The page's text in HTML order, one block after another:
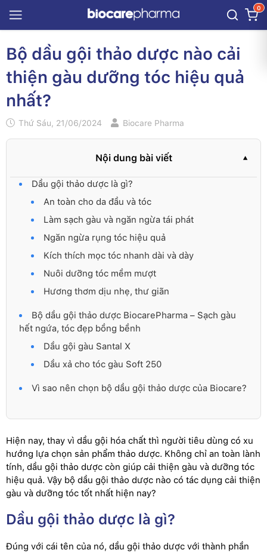
0
Bộ dầu gội thảo dược nào cải
thiện gàu dưỡng tóc hiệu quả
nhất?
Thứ Sáu, 21/06/2024 Biocare Pharma
Nội dung bài viết
Dầu gội thảo dược là gì?
An toàn cho da đầu và tóc
Làm sạch gàu và ngăn ngừa tái phát
Ngăn ngừa rụng tóc hiệu quả
Kích thích mọc tóc nhanh dài và dày
Nuôi dưỡng tóc mềm mượt
Hương thơm dịu nhẹ, thư giãn
Bộ dầu gội thảo dược BiocarePharma – Sạch gàu
hết ngứa, tóc đẹp bồng bềnh
Dầu gội gàu Santal X
Dầu xả cho tóc gàu Soft 250
Vì sao nên chọn bộ dầu gội thảo dược của Biocare?
Hiện nay, thay vì dầu gội hóa chất thì người tiêu dùng có xu
hướng lựa chọn sản phẩm thảo dược. Không chỉ an toàn lành
tính, dầu gội thảo dược còn giúp cải thiện gàu và dưỡng tóc
hiệu quả. Vậy bộ dầu gội thảo dược nào có tác dụng cải thiện
gàu và dưỡng tóc tốt nhất hiện nay?
Dầu gội thảo dược là gì?
Đúng với cái tên của nó, dầu gội thảo dược với thành phần